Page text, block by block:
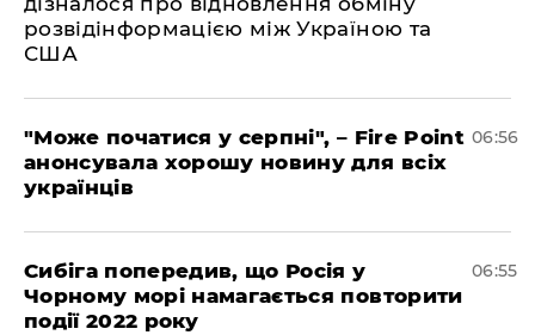
розвідінформацією між Україною та
США
"Може початися у серпні", – Fire Point
анонсувала хорошу новину для всіх
українців
06:56
Сибіга попередив, що Росія у
Чорному морі намагається повторити
події 2022 року
06:55